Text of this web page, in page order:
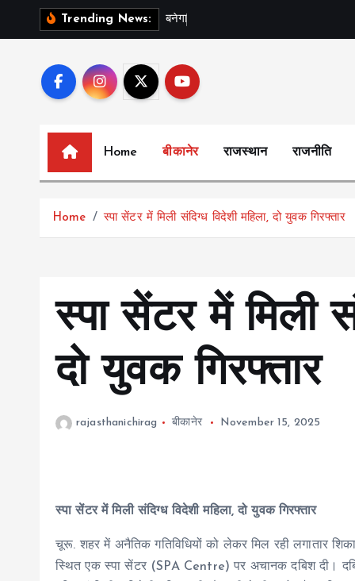
Trending News: बनग
Home बीकानेर राजस्थान राजनीति
Home स्पा सेंटर में मिली संदिग्ध विदेशी महिला, दो युवक गिरफ्तार
स्पा सेंटर में मिली
दो युवक गिरफ्तार
rajasthanichirag बीकानेर November 15, 2025
स्पा सेंटर में मिली संदिग्ध विदेशी महिला, दो युवक गिरफ्तार
चूरू. शहर में अनैतिक गतिविधियों को लेकर मिल रही लगातार
स्थित एक स्पा सेंटर (SPA Centre) पर अचानक दबिश दी।